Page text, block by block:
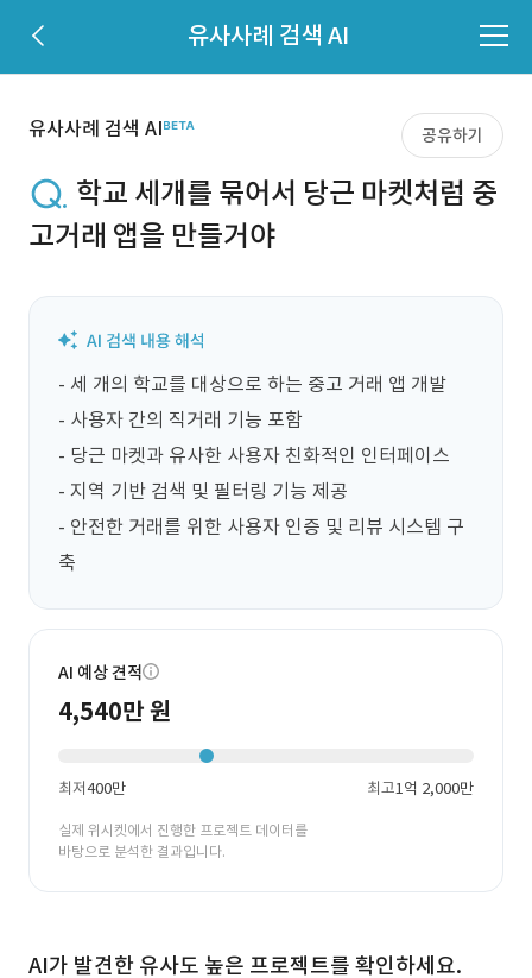
유사사례 검색 AI
유사사례 검색 AI 공유하기
학교 세개를 묶어서 당근 마켓처럼 중
고거래 앱을 만들거야
- 세 개의 학교를 대상으로 하는 중고 거래 앱 개발
- 사용자 간의 직거래 기능 포함
- 당근 마켓과 유사한 사용자 친화적인 인터페이스
- 지역 기반 검색 및 필터링 기능 제공
- 안전한 거래를 위한 사용자 인증 및 리뷰 시스템 구
축
AI 예상 견적
4,540만 원
최저400만 최고1억 2,000만
실제 위시켓에서 진행한 프로젝트 데이터를
바탕으로 분석한 결과입니다.
AI가 발견한 유사도 높은 프로젝트를 확인하세요.